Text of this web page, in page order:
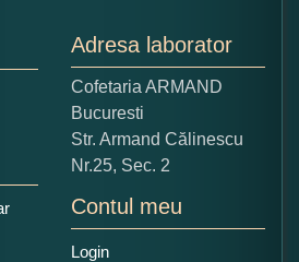
din imagine:
Adresa laborator
Cofetaria ARMAND
Bucuresti
Str. Armand Călinescu
Nr.25, Sec. 2
Contul meu
Login